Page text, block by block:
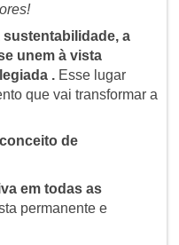
sustentabilidade, a
unem à vista
.Esse lugar
que vai transformar a
de
em todas as
permanente e